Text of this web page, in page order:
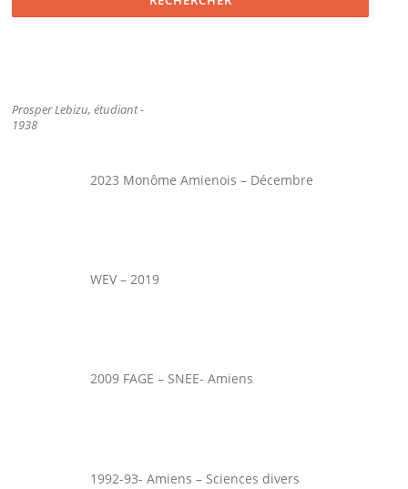
Prosper Lebizu, étudiant -
1938
2023 Monôme Amienois – Décembre
WEV – 2019
2009 FAGE – SNEE- Amiens
1992-93- Amiens – Sciences divers